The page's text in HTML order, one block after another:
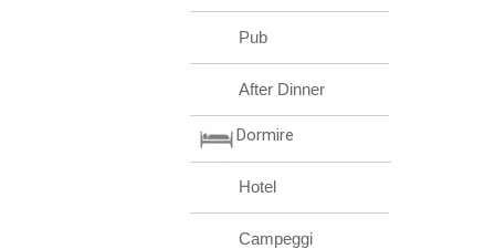
Pub
After Dinner
Dormire
Hotel
Campeggi